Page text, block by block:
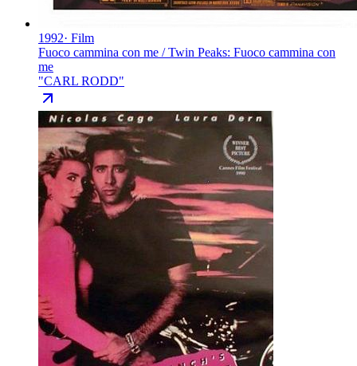
1992· Film
Fuoco cammina con me / Twin Peaks: Fuoco cammina con
me
"CARL RODD"